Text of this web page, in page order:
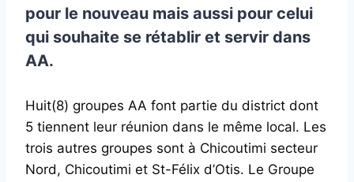
pour le nouveau mais aussi pour celui
qui souhaite se rétablir et servir dans
AA.
Huit(8) groupes AA font partie du district dont
5 tiennent leur réunion dans le même local. Les
trois autres groupes sont à Chicoutimi secteur
Nord, Chicoutimi et St-Félix d’Otis. Le Groupe